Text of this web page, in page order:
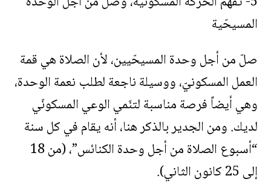
المسيحّية
صلّ من أجل وحدة المسيحّيين، لأن الصلاة هي قمة
العمل المسكونيّ، ووسيلة ناجعة لطلب نعمة الوحدة،
وهي أيضاً فرصة مناسبة لتنّمي الوعي المسكونّي
لديك. ومن الجدير بالذكر هنا، أنه يقام في كل سنة
“أسبوع الصلاة من أجل وحدة الكنائس”، (من 18
إلى 25 كانون الثاني).